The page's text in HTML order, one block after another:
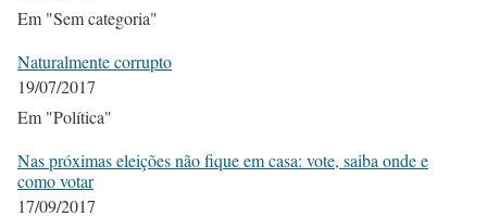
Em "Sem categoria"
Naturalmente corrupto
19/07/2017
Em "Política"
Nas próximas eleições não fique em casa: vote, saiba onde e
como votar
17/09/2017